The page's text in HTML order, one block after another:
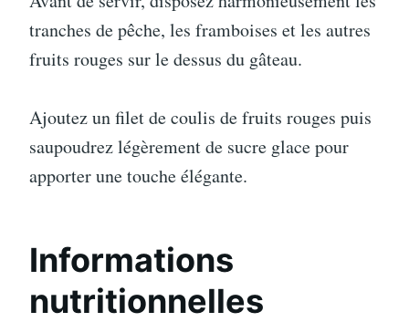
tranches de pêche, les framboises et les autres
fruits rouges sur le dessus du gâteau.
Ajoutez un filet de coulis de fruits rouges puis
saupoudrez légèrement de sucre glace pour
apporter une touche élégante.
Informations
nutritionnelles